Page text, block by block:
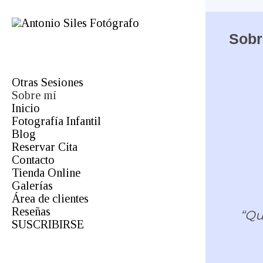
Otras Sesiones
Fotógrafo de comuniones en
Almería
Profesional
Bodas
Sobre mí
Inicio
Fotografía Infantil
Blog
Infantil
Comuniones
Mascotas
Orlas
Boda
Estudio
Bebés
Reservar Cita
Contacto
Tienda Online
Galerías
Fotógrafo de Bodas en Almería
Estudio
Fotógrafo de Primeras Comuniones
Área de clientes
Reseñas
SUSCRIBIRSE
“